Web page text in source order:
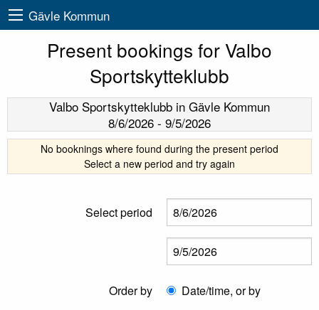
Gävle Kommun
Present bookings for Valbo
Sportskytteklubb
Valbo Sportskytteklubb in Gävle Kommun
8/6/2026 - 9/5/2026
No booknings where found during the present period
Select a new period and try again
Select period
Order by
Date/time, or by